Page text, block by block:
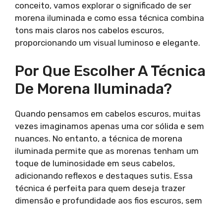
conceito, vamos explorar o significado de ser
morena iluminada e como essa técnica combina
tons mais claros nos cabelos escuros,
proporcionando um visual luminoso e elegante.
Por Que Escolher A Técnica
De Morena Iluminada?
Quando pensamos em cabelos escuros, muitas
vezes imaginamos apenas uma cor sólida e sem
nuances. No entanto, a técnica de morena
iluminada permite que as morenas tenham um
toque de luminosidade em seus cabelos,
adicionando reflexos e destaques sutis. Essa
técnica é perfeita para quem deseja trazer
dimensão e profundidade aos fios escuros, sem